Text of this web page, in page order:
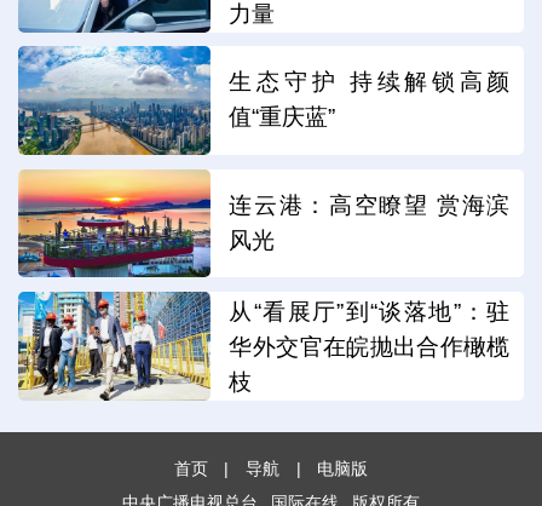
力量
生态守护 持续解锁高颜
值“重庆蓝”
连云港：高空瞭望 赏海滨
风光
从“看展厅”到“谈落地”：驻
华外交官在皖抛出合作橄榄
枝
首页 | 导航 |
电脑版